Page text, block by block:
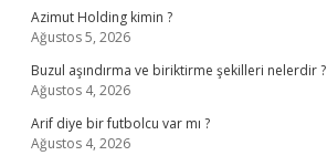
Azimut Holding kimin ?
Ağustos 5, 2026
Buzul aşındırma ve biriktirme şekilleri nelerdir ?
Ağustos 4, 2026
Arif diye bir futbolcu var mı ?
Ağustos 4, 2026